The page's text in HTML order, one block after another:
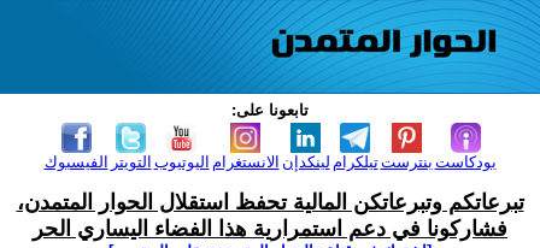
تابعونا على:
الفيسبوك التويتر اليوتيوب الانستغرام لينكدإن تيلكرامبنترست بودكاست
تبرعاتكم وتبرعاتكن المالية تحفظ استقلال الحوار المتمدن،
فشاركونا في دعم استمرارية هذا الفضاء اليساري الحر